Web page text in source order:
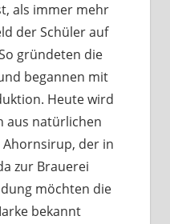
als immer mehr
der Schüler auf
gründeten die
begannen mit
Heute wird
aus natürlichen
der in
zur Brauerei
möchten die
bekannt